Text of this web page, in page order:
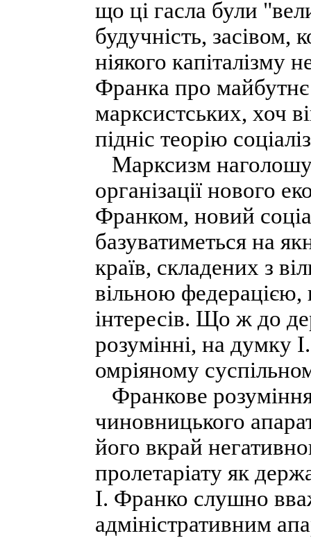
що ці гасла були
будучність, засівом,
ніякого капіталізму
Франка про майбутнє
марксистських, хоч
підніс теорію
Марксизм
організації нового
Франком, новий
базуватиметься на
країв, складених з
вільною федерацією,
інтересів. Що ж до
розумінні, на думку
омріяному
Франкове
чиновницького
його вкрай
пролетаріату як
І. Франко слушно
адміністративним